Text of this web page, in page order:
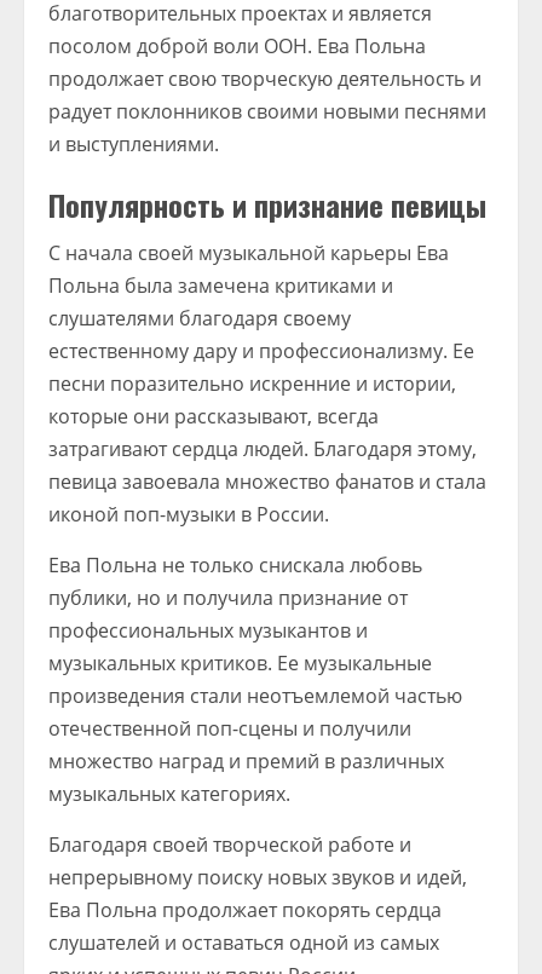
благотворительных проектах и является
посолом доброй воли ООН. Ева Польна
продолжает свою творческую деятельность и
радует поклонников своими новыми песнями
и выступлениями.
Популярность и признание певицы
С начала своей музыкальной карьеры Ева
Польна была замечена критиками и
слушателями благодаря своему
естественному дару и профессионализму. Ее
песни поразительно искренние и истории,
которые они рассказывают, всегда
затрагивают сердца людей. Благодаря этому,
певица завоевала множество фанатов и стала
иконой поп-музыки в России.
Ева Польна не только снискала любовь
публики, но и получила признание от
профессиональных музыкантов и
музыкальных критиков. Ее музыкальные
произведения стали неотъемлемой частью
отечественной поп-сцены и получили
множество наград и премий в различных
музыкальных категориях.
Благодаря своей творческой работе и
непрерывному поиску новых звуков и идей,
Ева Польна продолжает покорять сердца
слушателей и оставаться одной из самых